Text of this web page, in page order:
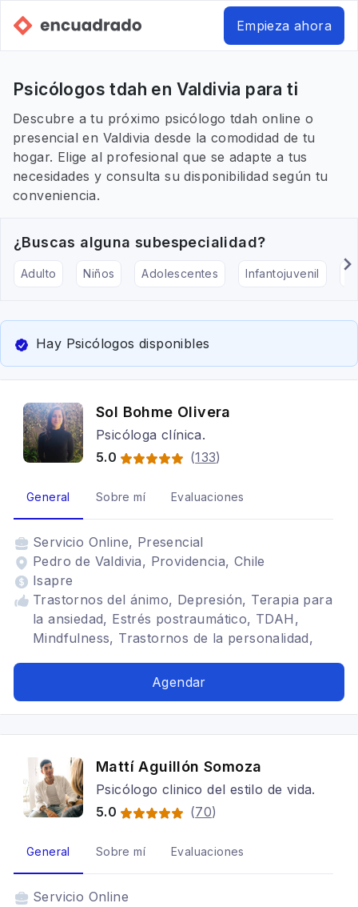
Empieza ahora
Psicólogos tdah en Valdivia para ti
Descubre a tu próximo psicólogo tdah online o
presencial en Valdivia desde la comodidad de tu
hogar. Elige al profesional que se adapte a tus
necesidades y consulta su disponibilidad según tu
conveniencia.
¿Buscas alguna subespecialidad?
Adulto Niños Adolescentes Infantojuvenil
Hay Psicólogos disponibles
Sol Bohme Olivera
Psicóloga clínica.
5.0
(133)
General Sobre mí Evaluaciones
Servicio Online, Presencial
Pedro de Valdivia, Providencia, Chile
Isapre
Trastornos del ánimo, Depresión, Terapia para
la ansiedad, Estrés postraumático, TDAH,
Mindfulness, Trastornos de la personalidad,
relacionales, Regulación emocional, Duelo,
Agendar
Mattí Aguillón Somoza
Psicólogo clinico del estilo de vida.
5.0
(70)
General Sobre mí Evaluaciones
Servicio Online